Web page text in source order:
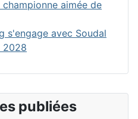
publiées
aimée de
s'engage avec Soudal
2028